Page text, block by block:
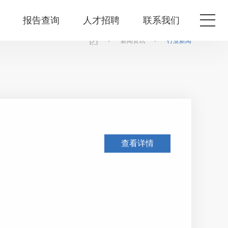
报告查询 人才招聘 联系我们
> 新闻资讯 > 行业新闻
查看详情